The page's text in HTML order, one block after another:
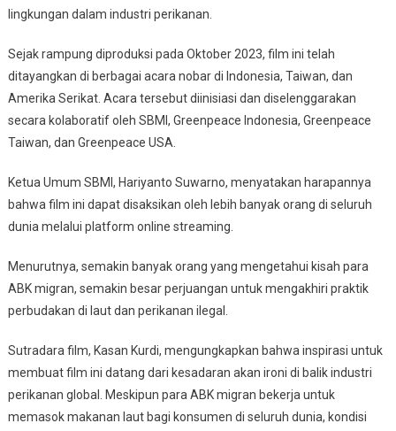
lingkungan dalam industri perikanan.
Sejak rampung diproduksi pada Oktober 2023, film ini telah
ditayangkan di berbagai acara nobar di Indonesia, Taiwan, dan
Amerika Serikat. Acara tersebut diinisiasi dan diselenggarakan
secara kolaboratif oleh SBMI, Greenpeace Indonesia, Greenpeace
Taiwan, dan Greenpeace USA.
Ketua Umum SBMI, Hariyanto Suwarno, menyatakan harapannya
bahwa film ini dapat disaksikan oleh lebih banyak orang di seluruh
dunia melalui platform online streaming.
Menurutnya, semakin banyak orang yang mengetahui kisah para
ABK migran, semakin besar perjuangan untuk mengakhiri praktik
perbudakan di laut dan perikanan ilegal.
Sutradara film, Kasan Kurdi, mengungkapkan bahwa inspirasi untuk
membuat film ini datang dari kesadaran akan ironi di balik industri
perikanan global. Meskipun para ABK migran bekerja untuk
memasok makanan laut bagi konsumen di seluruh dunia, kondisi